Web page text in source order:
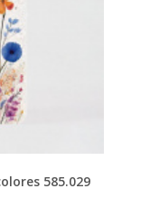
585.029